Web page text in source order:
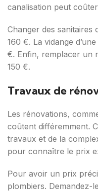
canalisation peut
Changer des sanitaires
160 €. La vidange
€. Enfin, remplacer un
150 €.
Travaux de
Les rénovations,
coûtent différemment.
travaux et de la
pour connaître le prix
Pour avoir un prix
plombiers. Demandez-